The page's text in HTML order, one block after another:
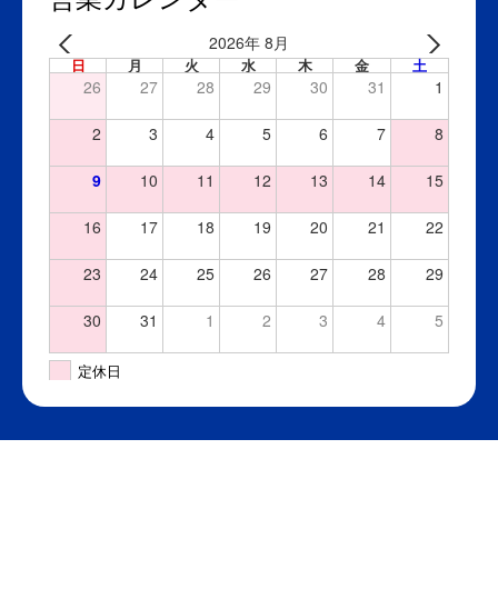
2026年 8月
日 月 火 水 木 金 土
26 27 28 29 30 31 1
2 3 4 5 6 7 8
9 10 11 12 13 14 15
16 17 18 19 20 21 22
23 24 25 26 27 28 29
30 31 1 2 3 4 5
定休日